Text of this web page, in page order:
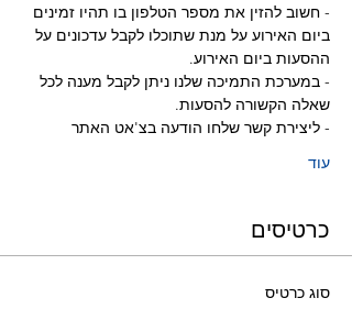
- חשוב להזין את מספר הטלפון בו תהיו זמינים
ביום האירוע על מנת שתוכלו לקבל עדכונים על
ההסעות ביום האירוע.
- במערכת התמיכה שלנו ניתן לקבל מענה לכל
שאלה הקשורה להסעות.
- ליצירת קשר שלחו הודעה בצ'אט האתר
עוד
כרטיסים
סוג כרטיס